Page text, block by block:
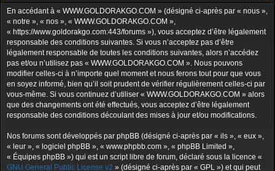
h
e
r
c
e
r
En accédant à « WWW.GOLDORAKGO.COM » (désigné ci-après par « nous »,
« notre », « nos », « WWW.GOLDORAKGO.COM »,
« https://www.goldorakgo.com:443/forums »), vous acceptez d’être légalement
responsable des conditions suivantes. Si vous n’acceptez pas d’être
légalement responsable de toutes les conditions suivantes, alors n’accédez
pas et/ou n’utilisez pas « WWW.GOLDORAKGO.COM ». Nous pouvons
modifier celles-ci à n’importe quel moment et nous ferons tout pour que vous
en soyez informé, bien qu’il soit prudent de vérifier régulièrement celles-ci par
vous-même. Si vous continuez d’utiliser « WWW.GOLDORAKGO.COM » alors
que des changements ont été effectués, vous acceptez d’être légalement
responsable des conditions découlant des mises à jour et/ou modifications.
Nos forums sont développés par phpBB (désigné ci-après par « ils », « eux »,
« leur », « logiciel phpBB », « www.phpbb.com », « phpBB Limited »,
« Équipes phpBB ») qui est un script libre de forum, déclaré sous la licence «
GNU General Public License v2 » (désigné ci-après par « GPL ») et qui peut